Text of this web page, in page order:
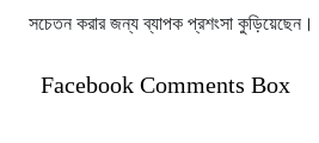
সচেতন করার জন্য ব্যাপক প্রশংসা কুড়িয়েছেন।
Facebook Comments Box